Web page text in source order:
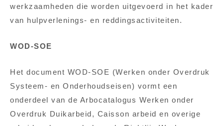
werkzaamheden die worden uitgevoerd in het kader
van hulpverlenings- en reddingsactiviteiten.
WOD-SOE
Het document WOD-SOE (Werken onder Overdruk
Systeem- en Onderhoudseisen) vormt een
onderdeel van de Arbocatalogus Werken onder
Overdruk Duikarbeid, Caisson arbeid en overige